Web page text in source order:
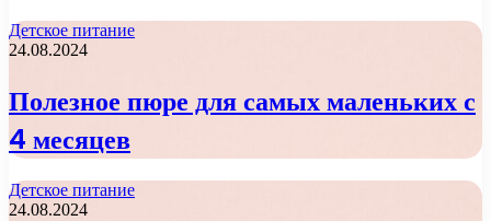
Детское питание
24.08.2024
Полезное пюре для самых маленьких с
4 месяцев
Детское питание
24.08.2024